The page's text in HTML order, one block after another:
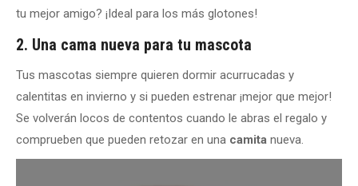
tu mejor amigo? ¡Ideal para los más glotones!
2. Una cama nueva para tu mascota
Tus mascotas siempre quieren dormir acurrucadas y
calentitas en invierno y si pueden estrenar ¡mejor que mejor!
Se volverán locos de contentos cuando le abras el regalo y
comprueben que pueden retozar en una camita nueva.